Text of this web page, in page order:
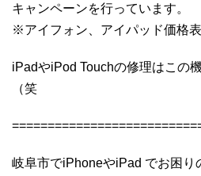
キャンペーンを行っています。
※アイフォン、アイパッド価格
iPadやiPod Touchの修理はこの
（笑
岐阜市でiPhoneやiPad でお困り